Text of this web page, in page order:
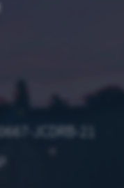
JCDRB-21